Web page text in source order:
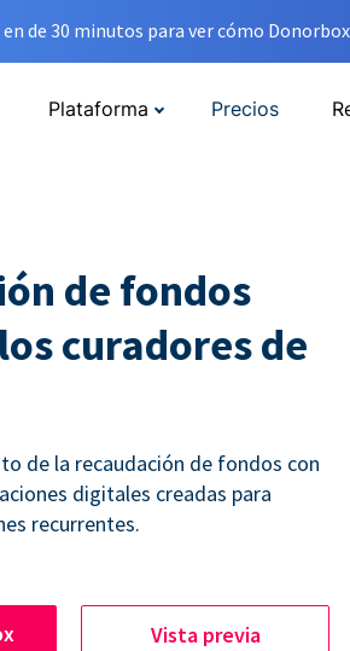
de 30 minutos para ver cómo
Plataforma Precios
de fondos
curadores de
de la recaudación de fondos con
digitales creadas para
recurrentes.
Vista previa